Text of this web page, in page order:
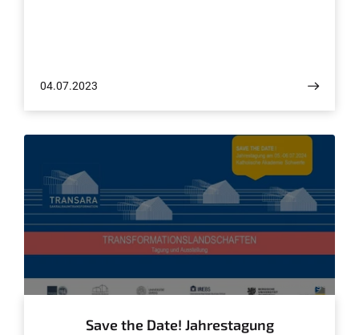
04.07.2023
© Anke Lieb-Kadge
Save the Date! Jahrestagung